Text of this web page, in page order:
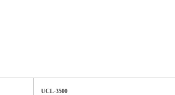
UCL-3500